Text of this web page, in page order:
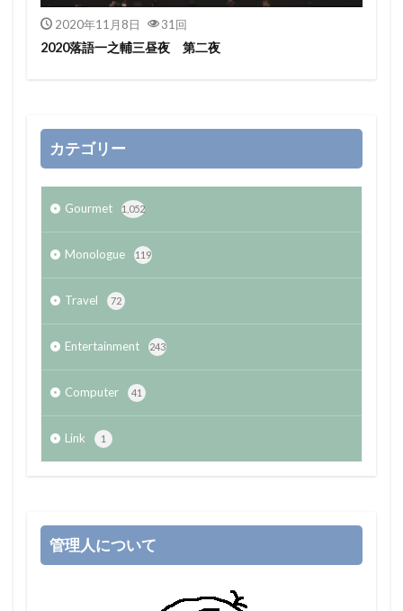
2020年11月8日 31回
2020落語一之輔三昼夜 第二夜
カテゴリー
Gourmet 1,052
Monologue 119
Travel 72
Entertainment 243
Computer 41
Link 1
管理人について